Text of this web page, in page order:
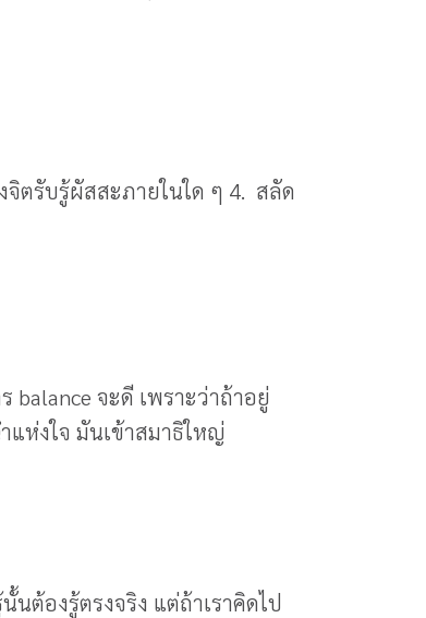
ตรับรู้ผัสสะภายในใด ๆ 4. สลัด
จะดี เพราะว่าถ้าอยู่
ห่งใจ มันเข้าสมาธิใหญ่
ต้องรู้ตรงจริง แต่ถ้าเราคิดไป